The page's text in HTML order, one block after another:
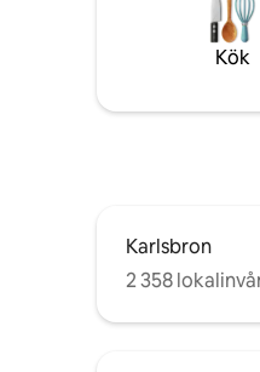
utrustat kök. Efter
vid brasan. Du
vattennivån.
Kök
Karlsbron
2 358